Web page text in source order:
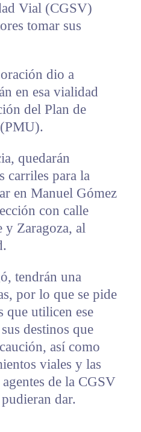
Vial (CGSV)
tomar sus
dio a
en esa vialidad
del Plan de
quedarán
carriles para la
en Manuel Gómez
con calle
y Zaragoza, al
tendrán una
por lo que se pide
que utilicen ese
destinos que
así como
viales y las
de la CGSV
dar.